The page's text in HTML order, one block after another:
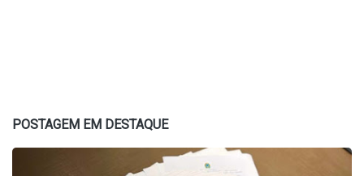
POSTAGEM EM DESTAQUE